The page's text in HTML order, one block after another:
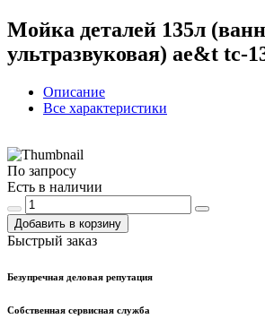
Мойка деталей 135л
ультразвуковая) ae&t tc-
Описание
Все характеристики
По запросу
Есть в наличии
Добавить в корзину
Быстрый заказ
Безупречная деловая репутация
Собственная сервисная служба